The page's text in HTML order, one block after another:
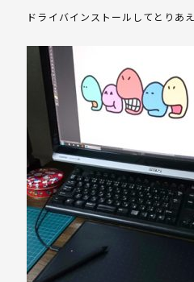
ドライバインストールしてとりあ